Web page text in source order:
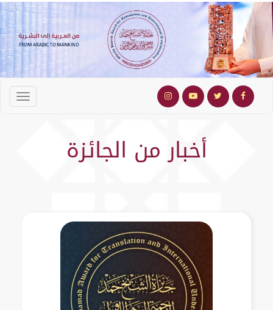
أخبار من الجائزة